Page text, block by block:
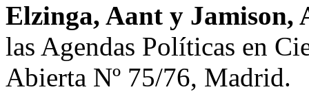
Elzinga, Aant y Jamison,
las Agendas Políticas en
Abierta Nº 75/76, Madrid.